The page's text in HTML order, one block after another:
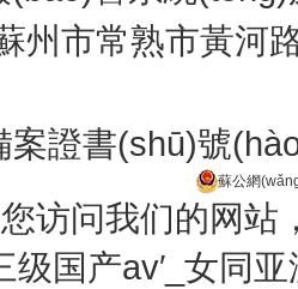
市常熟市黃河路
案證書(shū)號
蘇公網
访问我们的网站
级国产av′_女同